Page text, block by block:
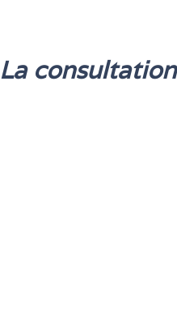
La consultation